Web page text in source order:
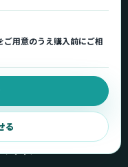
用意のうえ購入前にご相
る
ガイド
症状別サポート
良復旧サービス